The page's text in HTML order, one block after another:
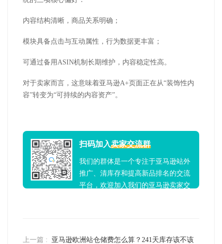
内容结构清晰，商品关系明确；
模块具备点击与互动属性，行为数据更丰富；
可通过备用ASIN机制长期维护，内容稳定性高。
对于卖家而言，这意味着亚马逊A+页面正在从“装饰性内
容”转变为“可持续的内容资产”。
扫码加入卖家交流群
我们的群体是一个专注于亚马逊站外
推广、清库存和提高新品排名的交流
平台，欢迎加入我们的亚马逊卖家交
上一篇 :
亚马逊欧洲站仓储费怎么算？241天库存该不该